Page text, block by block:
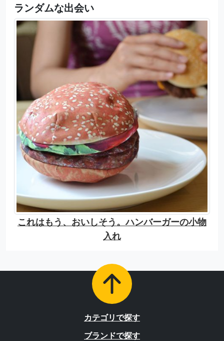
ランダムな出会い
これはもう、おいしそう。ハンバーガーの小物
入れ
カテゴリで探す
ブランドで探す